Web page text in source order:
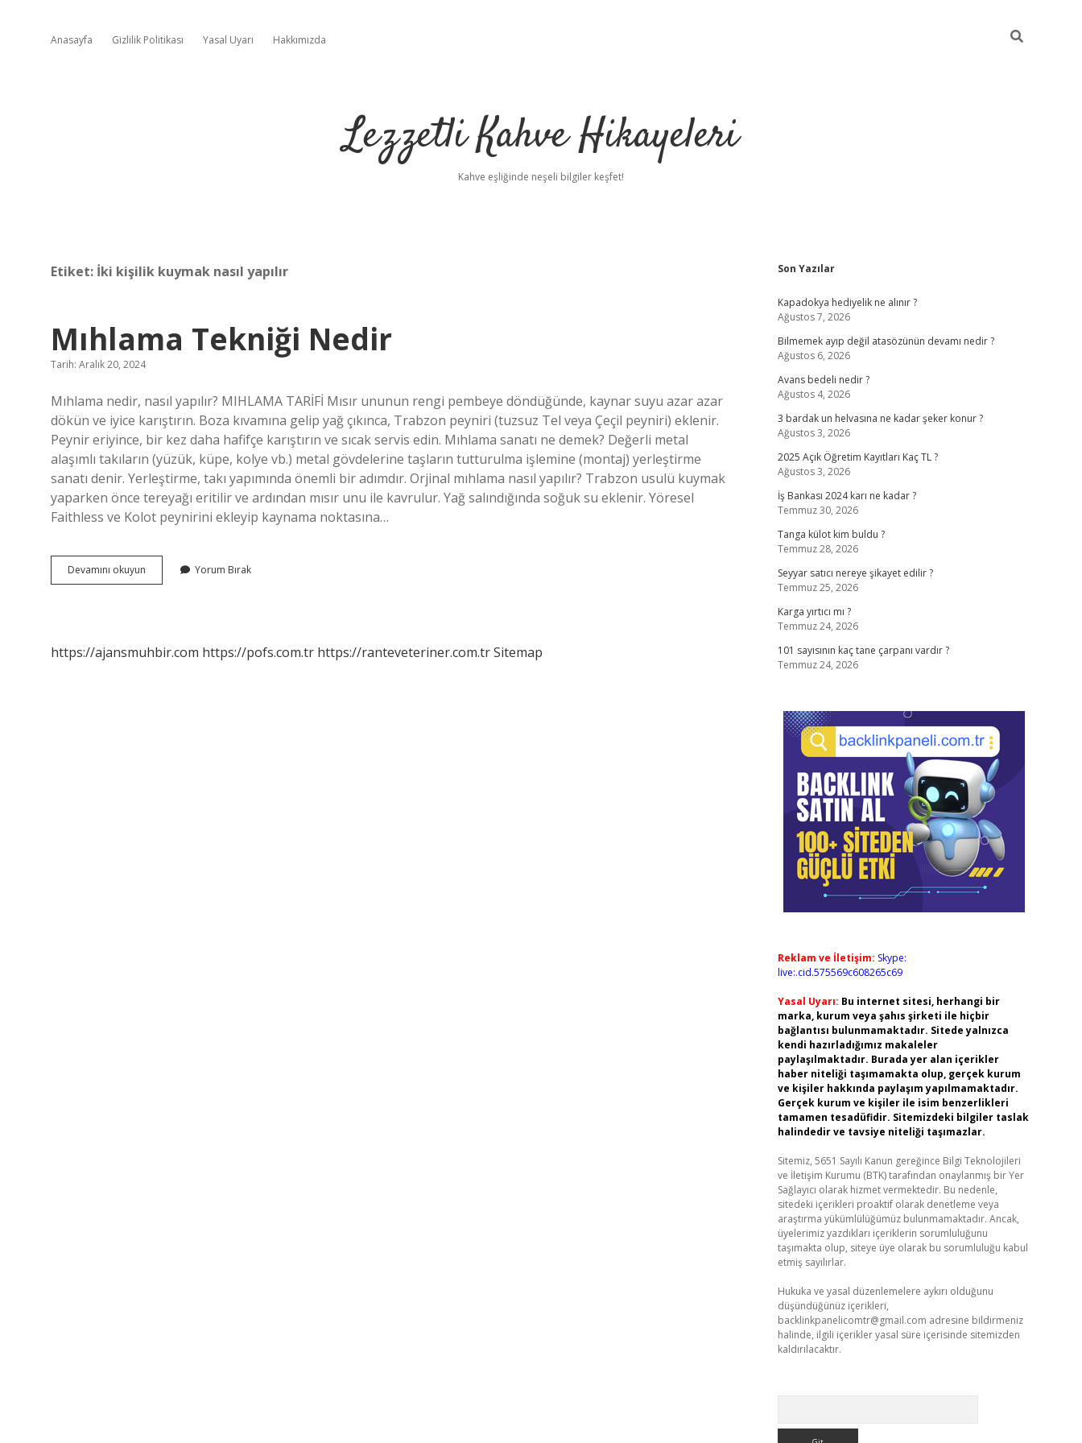
Anasayfa Gizlilik Politikası Yasal Uyarı Hakkımızda
Lezzetli Kahve Hikayeleri
Kahve eşliğinde neşeli bilgiler keşfet!
Etiket: İki kişilik kuymak nasıl yapılır
Mıhlama Tekniği Nedir
Tarih: Aralık 20, 2024
Mıhlama nedir, nasıl yapılır? MIHLAMA TARİFİ Mısır ununun rengi pembeye döndüğünde, kaynar suyu azar azar
dökün ve iyice karıştırın. Boza kıvamına gelip yağ çıkınca, Trabzon peyniri (tuzsuz Tel veya Çeçil peyniri) eklenir.
Peynir eriyince, bir kez daha hafifçe karıştırın ve sıcak servis edin. Mıhlama sanatı ne demek? Değerli metal
alaşımlı takıların (yüzük, küpe, kolye vb.) metal gövdelerine taşların tutturulma işlemine (montaj) yerleştirme
sanatı denir. Yerleştirme, takı yapımında önemli bir adımdır. Orjinal mıhlama nasıl yapılır? Trabzon usulü kuymak
yaparken önce tereyağı eritilir ve ardından mısır unu ile kavrulur. Yağ salındığında soğuk su eklenir. Yöresel
Faithless ve Kolot peynirini ekleyip kaynama noktasına…
Devamını okuyun Mıhlama
Tekniği
Yorum Bırak
https://ajansmuhbir.com https://pofs.com.tr https://ranteveteriner.com.trSitemap
Sidebar
Son Yazılar
Kapadokya hediyelik ne alınır ?
Ağustos 7, 2026
Bilmemek ayıp değil atasözünün devamı nedir ?
Ağustos 6, 2026
Avans bedeli nedir ?
Ağustos 4, 2026
3 bardak un helvasına ne kadar şeker konur ?
Ağustos 3, 2026
2025 Açık Öğretim Kayıtları Kaç TL ?
Ağustos 3, 2026
İş Bankası 2024 karı ne kadar ?
Temmuz 30, 2026
Tanga külot kim buldu ?
Temmuz 28, 2026
Seyyar satıcı nereye şikayet edilir ?
Temmuz 25, 2026
Karga yırtıcı mı ?
Temmuz 24, 2026
101 sayısının kaç tane çarpanı vardır ?
Temmuz 24, 2026
Reklam ve İletişim: Skype:
live:.cid.575569c608265c69
Yasal Uyarı: Bu internet sitesi, herhangi bir
marka, kurum veya şahıs şirketi ile hiçbir
bağlantısı bulunmamaktadır. Sitede yalnızca
kendi hazırladığımız makaleler
paylaşılmaktadır. Burada yer alan içerikler
haber niteliği taşımamakta olup, gerçek kurum
ve kişiler hakkında paylaşım yapılmamaktadır.
Gerçek kurum ve kişiler ile isim benzerlikleri
tamamen tesadüfidir. Sitemizdeki bilgiler taslak
halindedir ve tavsiye niteliği taşımazlar.
Sitemiz, 5651 Sayılı Kanun gereğince Bilgi Teknolojileri
ve İletişim Kurumu (BTK) tarafından onaylanmış bir Yer
Sağlayıcı olarak hizmet vermektedir. Bu nedenle,
sitedeki içerikleri proaktif olarak denetleme veya
araştırma yükümlülüğümüz bulunmamaktadır. Ancak,
üyelerimiz yazdıkları içeriklerin sorumluluğunu
taşımakta olup, siteye üye olarak bu sorumluluğu kabul
etmiş sayılırlar.
Hukuka ve yasal düzenlemelere aykırı olduğunu
düşündüğünüz içerikleri,
backlinkpanelicomtr@gmail.com adresine bildirmeniz
halinde, ilgili içerikler yasal süre içerisinde sitemizden
kaldırılacaktır.